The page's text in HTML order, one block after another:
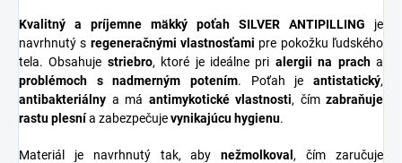
Kvalitný a príjemne mäkký poťah SILVER ANTIPILLING je
navrhnutý s regeneračnými vlastnosťami pre pokožku ľudského
tela. Obsahuje striebro, ktoré je ideálne pri alergii na pracha
problémoch s nadmerným potením. Poťah je antistatický,
antibakteriálny a má antimykotické vlastnosti, čím zabraňuje
rastu plesnía zabezpečujevynikajúcu hygienu.
Materiál je navrhnutý tak, abynežmolkoval, čím zaručuje